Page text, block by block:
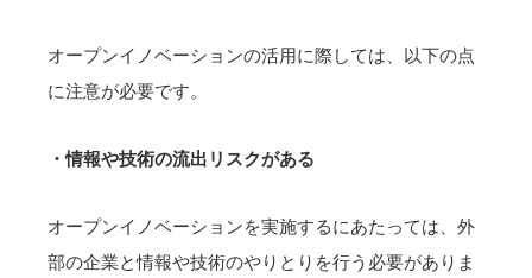
オープンイノベーションの活用に際しては、以下の点
に注意が必要です。
・情報や技術の流出リスクがある
オープンイノベーションを実施するにあたっては、外
部の企業と情報や技術のやりとりを行う必要がありま